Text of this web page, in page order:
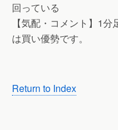
回っている
【気配・コメント】1
は買い優勢です。
Return to Index